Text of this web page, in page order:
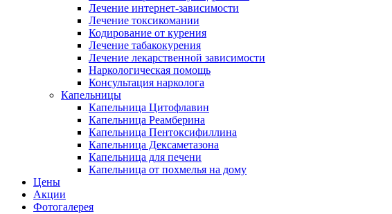
Лечение интернет-зависимости
Лечение токсикомании
Кодирование от курения
Лечение табакокурения
Лечение лекарственной зависимости
Наркологическая помощь
Консультация нарколога
Капельницы
Капельница Цитофлавин
Капельница Реамберина
Капельница Пентоксифиллина
Капельница Дексаметазона
Капельница для печени
Капельница от похмелья на дому
Цены
Акции
Фотогалерея